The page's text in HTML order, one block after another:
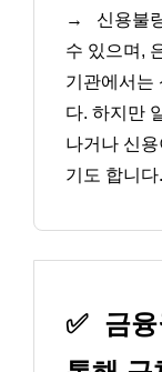
→
신용불
수 있으며,
기관에서는
다. 하지만
나거나 신
기도 합니다.
✅ 금